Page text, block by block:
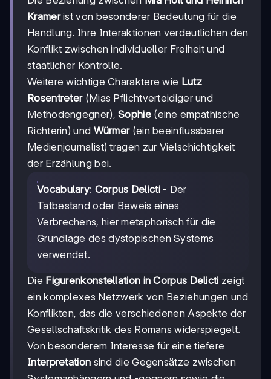
Kramerist von besonderer Bedeutung für die
Handlung. Ihre Interaktionen verdeutlichen den
Konflikt zwischen individueller Freiheit und
staatlicher Kontrolle.
Weitere wichtige Charaktere wie Lutz
Rosentreter(Mias Pflichtverteidiger und
Methodengegner),Sophie(eine empathische
Richterin) und Würmer(ein beeinflussbarer
Medienjournalist) tragen zur Vielschichtigkeit
der Erzählung bei.
Vocabulary: Corpus Delicti- Der
Tatbestand oder Beweis eines
Verbrechens, hier metaphorisch für die
Grundlage des dystopischen Systems
verwendet.
Die Figurenkonstellation in Corpus Delicti zeigt
ein komplexes Netzwerk von Beziehungen und
Konflikten, das die verschiedenen Aspekte der
Gesellschaftskritik des Romans widerspiegelt.
Von besonderem Interesse für eine tiefere
Interpretation sind die Gegensätze zwischen